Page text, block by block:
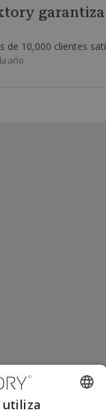
garantiza
de 10,000 clientes
año
utiliza